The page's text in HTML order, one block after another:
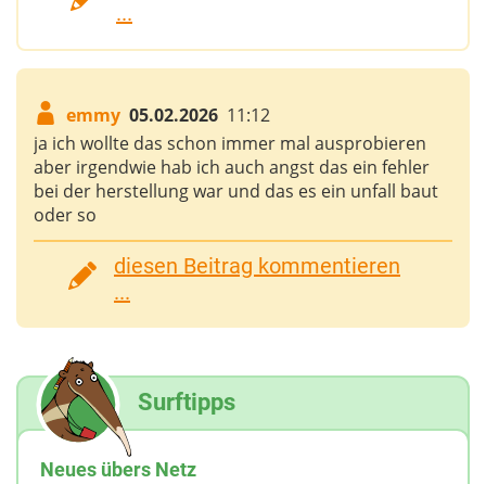
...
emmy 05.02.2026 11:12
ja ich wollte das schon immer mal ausprobieren
aber irgendwie hab ich auch angst das ein fehler
bei der herstellung war und das es ein unfall baut
oder so
diesen Beitrag kommentieren
...
Surftipps
Neues übers Netz